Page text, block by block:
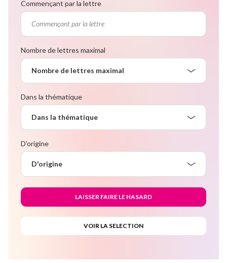
Commençant par la lettre
Nombre de lettres maximal
Nombre de lettres maximal
Dans la thématique
Dans la thématique
D'origine
D'origine